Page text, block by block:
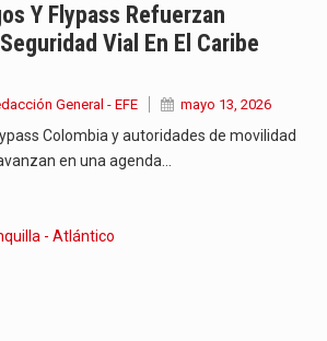
Abelardo de la Espriella comenzó su Gobierno con uno de…
Las autoridades sanitarias de Francia y España mantienen bajo vigilancia…
Y Flypass Refuerzan
Vial En El Caribe
General - EFE mayo 13, 2026
Colombia y autoridades de movilidad
en una agenda…
- Atlántico